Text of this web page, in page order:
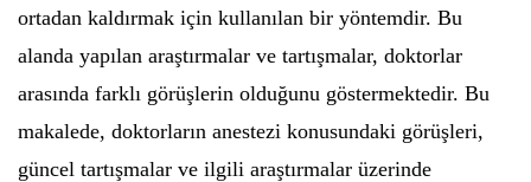
ortadan kaldırmak için kullanılan bir yöntemdir. Bu
alanda yapılan araştırmalar ve tartışmalar, doktorlar
arasında farklı görüşlerin olduğunu göstermektedir. Bu
makalede, doktorların anestezi konusundaki görüşleri,
güncel tartışmalar ve ilgili araştırmalar üzerinde